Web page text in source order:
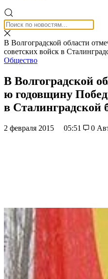
В Волгоградской области
советских войск в
Общество
В Волгоградской
ю годовщину
в Сталинградской
2 февраля 2015 05:51 0